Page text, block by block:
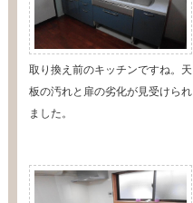
取り換え前のキッチンですね。天
板の汚れと扉の劣化が見受けられ
ました。